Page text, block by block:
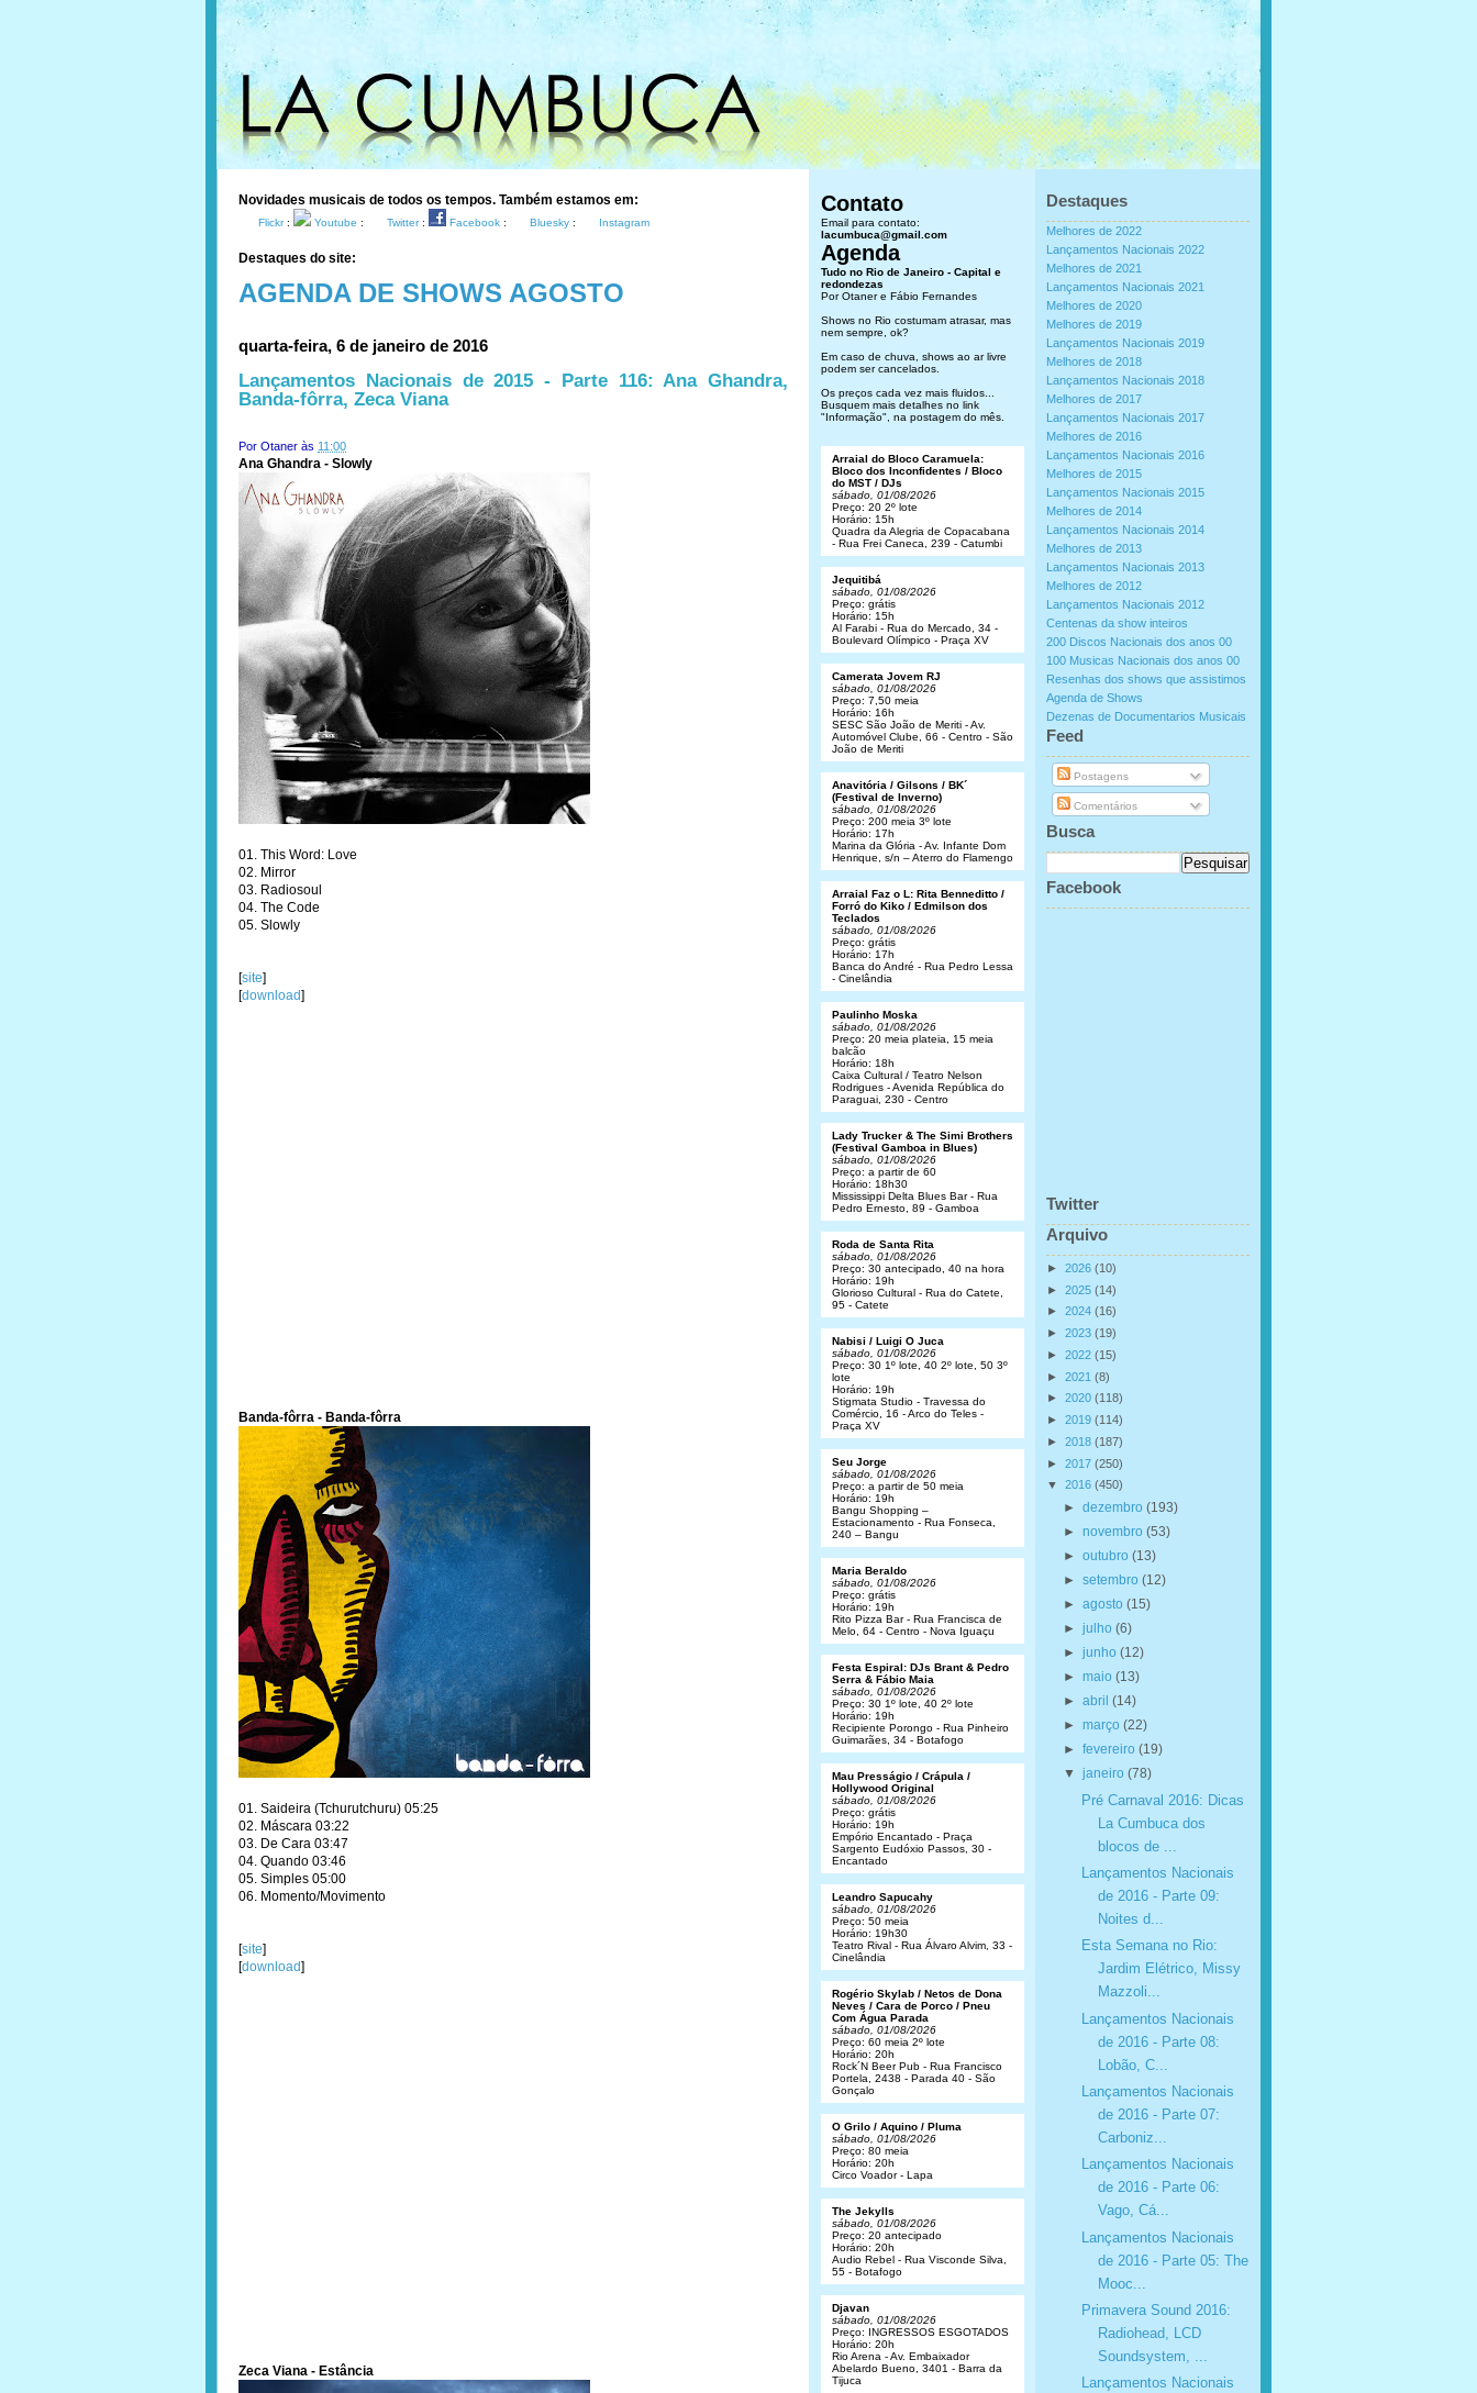
Novidades musicais de todos os tempos. Também estamos em:
Flickr: Youtube : Twitter: Facebook : Bluesky : Instagram
Destaques do site:
AGENDA DE SHOWS AGOSTO
quarta-feira, 6 de janeiro de 2016
Lançamentos Nacionais de 2015 - Parte 116: Ana Ghandra,
Banda​-​fôrra, Zeca Viana
Por Otaner às 11:00
Ana Ghandra - Slowly
01. This Word: Love
02. Mirror
03. Radiosoul
04. The Code
05. Slowly
[site]
[download]
Banda​-​fôrra - Banda​-​fôrra
01. Saideira (Tchurutchuru) 05:25
02. Máscara 03:22
03. De Cara 03:47
04. Quando 03:46
05. Simples 05:00
06. Momento/Movimento
[site]
[download]
Zeca Viana - Estância
Destaques
Melhores de 2022
Lançamentos Nacionais 2022
Melhores de 2021
Lançamentos Nacionais 2021
Melhores de 2020
Melhores de 2019
Lançamentos Nacionais 2019
Melhores de 2018
Lançamentos Nacionais 2018
Melhores de 2017
Lançamentos Nacionais 2017
Melhores de 2016
Lançamentos Nacionais 2016
Melhores de 2015
Lançamentos Nacionais 2015
Melhores de 2014
Lançamentos Nacionais 2014
Melhores de 2013
Lançamentos Nacionais 2013
Melhores de 2012
Lançamentos Nacionais 2012
Centenas da show inteiros
200 Discos Nacionais dos anos 00
100 Musicas Nacionais dos anos 00
Resenhas dos shows que assistimos
Agenda de Shows
Dezenas de Documentarios Musicais
Feed
Postagens
Comentários
Busca
Facebook
Twitter
Arquivo
► 2026 (10)
► 2025 (14)
► 2024 (16)
► 2023 (19)
► 2022 (15)
► 2021 (8)
► 2020 (118)
► 2019 (114)
► 2018 (187)
► 2017 (250)
▼ 2016 (450)
► dezembro (193)
► novembro (53)
► outubro (13)
► setembro (12)
► agosto (15)
► julho (6)
► junho (12)
► maio (13)
► abril (14)
► março (22)
► fevereiro (19)
▼ janeiro (78)
Pré Carnaval 2016: Dicas
La Cumbuca dos
blocos de ...
Lançamentos Nacionais
de 2016 - Parte 09:
Noites d...
Esta Semana no Rio:
Jardim Elétrico, Missy
Mazzoli...
Lançamentos Nacionais
de 2016 - Parte 08:
Lobão, C...
Lançamentos Nacionais
de 2016 - Parte 07:
Carboniz...
Lançamentos Nacionais
de 2016 - Parte 06:
Vago, Cá...
Lançamentos Nacionais
de 2016 - Parte 05: The
Mooc...
Primavera Sound 2016:
Radiohead, LCD
Soundsystem, ...
Lançamentos Nacionais
Contato
Email para contato:
lacumbuca@gmail.com
Agenda
Tudo no Rio de Janeiro - Capital e
redondezas
Por Otaner e Fábio Fernandes
Shows no Rio costumam atrasar, mas
nem sempre, ok?
Em caso de chuva, shows ao ar livre
podem ser cancelados.
Os preços cada vez mais fluidos...
Busquem mais detalhes no link
"Informação", na postagem do mês.
Arraial do Bloco Caramuela:
Bloco dos Inconfidentes / Bloco
do MST / DJs
sábado, 01/08/2026
Preço: 20 2º lote
Horário: 15h
Quadra da Alegria de Copacabana
- Rua Frei Caneca, 239 - Catumbi
Jequitibá
sábado, 01/08/2026
Preço: grátis
Horário: 15h
Al Farabi - Rua do Mercado, 34 -
Boulevard Olímpico - Praça XV
Camerata Jovem RJ
sábado, 01/08/2026
Preço: 7,50 meia
Horário: 16h
SESC São João de Meriti - Av.
Automóvel Clube, 66 - Centro - São
João de Meriti
Anavitória / Gilsons / BK´
(Festival de Inverno)
sábado, 01/08/2026
Preço: 200 meia 3º lote
Horário: 17h
Marina da Glória - Av. Infante Dom
Henrique, s/n – Aterro do Flamengo
Arraial Faz o L: Rita Benneditto /
Forró do Kiko / Edmilson dos
Teclados
sábado, 01/08/2026
Preço: grátis
Horário: 17h
Banca do André - Rua Pedro Lessa
- Cinelândia
Paulinho Moska
sábado, 01/08/2026
Preço: 20 meia plateia, 15 meia
balcão
Horário: 18h
Caixa Cultural / Teatro Nelson
Rodrigues - Avenida República do
Paraguai, 230 - Centro
Lady Trucker & The Simi Brothers
(Festival Gamboa in Blues)
sábado, 01/08/2026
Preço: a partir de 60
Horário: 18h30
Mississippi Delta Blues Bar - Rua
Pedro Ernesto, 89 - Gamboa
Roda de Santa Rita
sábado, 01/08/2026
Preço: 30 antecipado, 40 na hora
Horário: 19h
Glorioso Cultural - Rua do Catete,
95 - Catete
Nabisi / Luigi O Juca
sábado, 01/08/2026
Preço: 30 1º lote, 40 2º lote, 50 3º
lote
Horário: 19h
Stigmata Studio - Travessa do
Comércio, 16 - Arco do Teles -
Praça XV
Seu Jorge
sábado, 01/08/2026
Preço: a partir de 50 meia
Horário: 19h
Bangu Shopping –
Estacionamento - Rua Fonseca,
240 – Bangu
Maria Beraldo
sábado, 01/08/2026
Preço: grátis
Horário: 19h
Rito Pizza Bar - Rua Francisca de
Melo, 64 - Centro - Nova Iguaçu
Festa Espiral: DJs Brant & Pedro
Serra & Fábio Maia
sábado, 01/08/2026
Preço: 30 1º lote, 40 2º lote
Horário: 19h
Recipiente Porongo - Rua Pinheiro
Guimarães, 34 - Botafogo
Mau Presságio / Crápula /
Hollywood Original
sábado, 01/08/2026
Preço: grátis
Horário: 19h
Empório Encantado - Praça
Sargento Eudóxio Passos, 30 -
Encantado
Leandro Sapucahy
sábado, 01/08/2026
Preço: 50 meia
Horário: 19h30
Teatro Rival - Rua Álvaro Alvim, 33 -
Cinelândia
Rogério Skylab / Netos de Dona
Neves / Cara de Porco / Pneu
Com Água Parada
sábado, 01/08/2026
Preço: 60 meia 2º lote
Horário: 20h
Rock´N Beer Pub - Rua Francisco
Portela, 2438 - Parada 40 - São
Gonçalo
O Grilo / Aquino / Pluma
sábado, 01/08/2026
Preço: 80 meia
Horário: 20h
Circo Voador - Lapa
The Jekylls
sábado, 01/08/2026
Preço: 20 antecipado
Horário: 20h
Audio Rebel - Rua Visconde Silva,
55 - Botafogo
Djavan
sábado, 01/08/2026
Preço: INGRESSOS ESGOTADOS
Horário: 20h
Rio Arena - Av. Embaixador
Abelardo Bueno, 3401 - Barra da
Tijuca